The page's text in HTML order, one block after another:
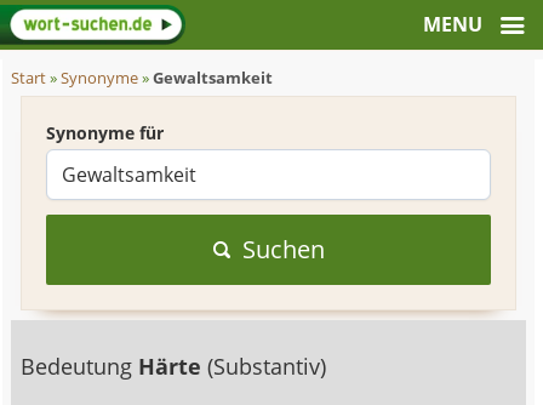
Start»Synonyme»Gewaltsamkeit
Synonyme für
Suchen
Bedeutung Härte(Substantiv)